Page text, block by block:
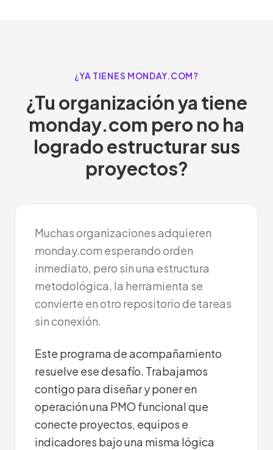
¿YA TIENES MONDAY.COM?
¿Tu organización ya tiene
monday.com pero no ha
logrado estructurar sus
proyectos?
Muchas organizaciones adquieren
monday.com esperando orden
inmediato, pero sin una estructura
metodológica, la herramienta se
convierte en otro repositorio de tareas
sin conexión.
Este programa de acompañamiento
resuelve ese desafío. Trabajamos
contigo para diseñar y poner en
operación una PMO funcional que
conecte proyectos, equipos e
indicadores bajo una misma lógica